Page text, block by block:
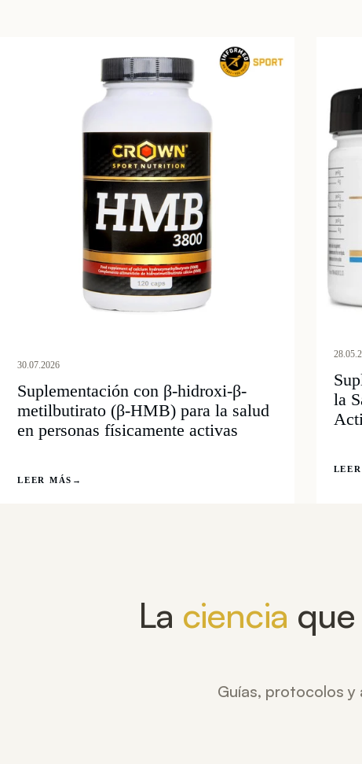
30.07.2026
Suplementación con β-hidroxi-β-
metilbutirato (β-HMB) para la salud
en personas físicamente activas
LEER MÁS →
la
La ciencia
Guías, protocolos